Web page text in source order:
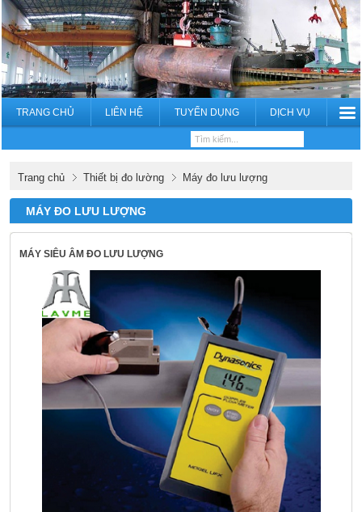
TRANG CHỦ LIÊN HỆ TUYỂN DỤNG DỊCH VỤ
Trang chủ Thiết bị đo lường Máy đo lưu lượng
MÁY ĐO LƯU LƯỢNG
MÁY SIÊU ÂM ĐO LƯU LƯỢNG